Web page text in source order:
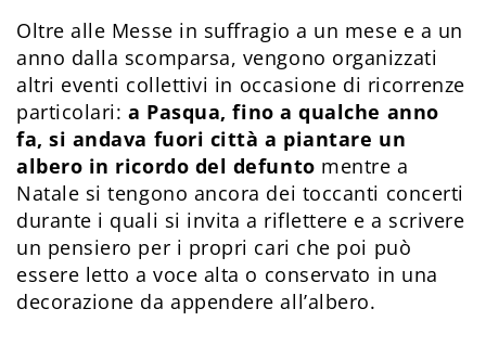
Oltre alle Messe in suffragio a un mese e a un
anno dalla scomparsa, vengono organizzati
altri eventi collettivi in occasione di ricorrenze
particolari: a Pasqua, fino a qualche anno
fa, si andava fuori città a piantare un
albero in ricordo del defunto mentre a
Natale si tengono ancora dei toccanti concerti
durante i quali si invita a riflettere e a scrivere
un pensiero per i propri cari che poi può
essere letto a voce alta o conservato in una
decorazione da appendere all’albero.